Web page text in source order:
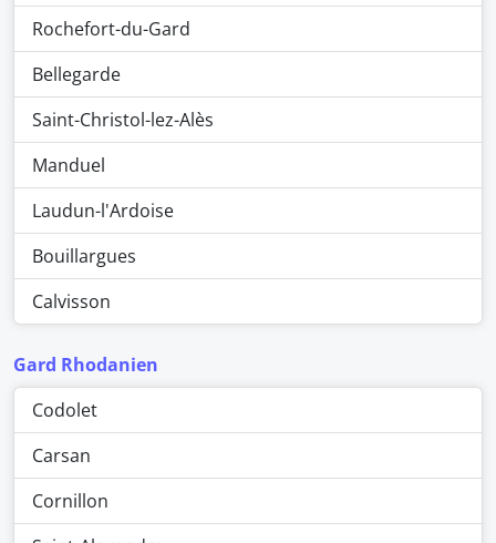
Rochefort-du-Gard
Bellegarde
Saint-Christol-lez-Alès
Manduel
Laudun-l'Ardoise
Bouillargues
Calvisson
Gard Rhodanien
Codolet
Carsan
Cornillon